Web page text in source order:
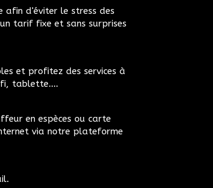
afin d'éviter le stress des
tarif fixe et sans surprises
et profitez des services à
tablette....
en espèces ou carte
via notre plateforme